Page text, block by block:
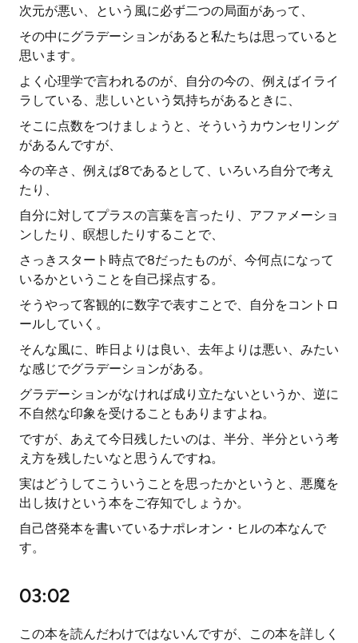
次元が悪い、という風に必ず二つの局面があって、
その中にグラデーションがあると私たちは思っていると
思います。
よく心理学で言われるのが、自分の今の、例えばイライ
ラしている、悲しいという気持ちがあるときに、
そこに点数をつけましょうと、そういうカウンセリング
があるんですが、
今の辛さ、例えば8であるとして、いろいろ自分で考え
たり、
自分に対してプラスの言葉を言ったり、アファメーショ
ンしたり、瞑想したりすることで、
さっきスタート時点で8だったものが、今何点になって
いるかということを自己採点する。
そうやって客観的に数字で表すことで、自分をコントロ
ールしていく。
そんな風に、昨日よりは良い、去年よりは悪い、みたい
な感じでグラデーションがある。
グラデーションがなければ成り立たないというか、逆に
不自然な印象を受けることもありますよね。
ですが、あえて今日残したいのは、半分、半分という考
え方を残したいなと思うんですね。
実はどうしてこういうことを思ったかというと、悪魔を
出し抜けという本をご存知でしょうか。
自己啓発本を書いているナポレオン・ヒルの本なんで
す。
03:02
この本を読んだわけではないんですが、この本を詳しく